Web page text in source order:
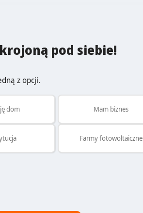
pod siebie!
z opcji.
dom Mam biznes
Farmy fotowoltaiczne